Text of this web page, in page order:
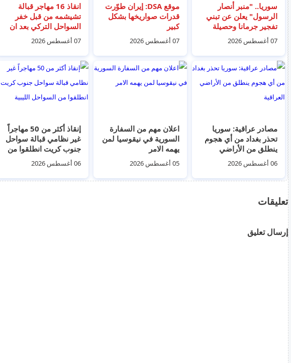
سوريا.. "منبر أنصار
الرسول" يعلن عن تبني
تفجير جرمانا وحصيلة
قتيل وجريح
07 أغسطس 2026
موقع DSA: إيران طوّرت
قدرات صواريخها بشكل
كبير
07 أغسطس 2026
انقاذ 16 مهاجر قبالة
تشيشمه من قبل خفر
السواحل التركي بعد ان
صدهم الجانب اليوناني
امس
07 أغسطس 2026
مصادر عراقية: سوريا
تحذر بغداد من أي هجوم
ينطلق من الأراضي
العراقية06 أغسطس 2026
اعلان مهم من السفارة
السورية في نيقوسيا لمن
يهمه الامر
05 أغسطس 2026
إنقاذ أكثر من 50 مهاجراً
غير نظامي قبالة سواحل
جنوب كريت انطلقوا من
السواحل الليبية06 أغسطس 2026
تعليقات
إرسال تعليق